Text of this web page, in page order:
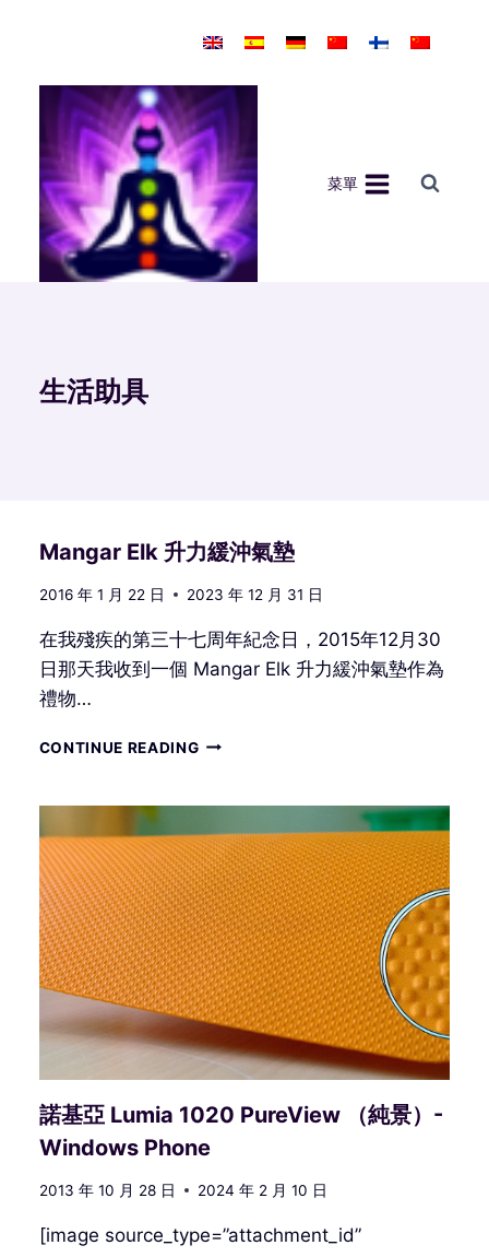
菜單
生活助具
Mangar Elk 升力緩沖氣墊
2016 年 1 月 22 日 2023 年 12 月 31 日
在我殘疾的第三十七周年紀念日，2015年12月30
日那天我收到一個 Mangar Elk 升力緩沖氣墊作為
禮物…
CONTINUE READINGMANGAR
力
緩
沖
氣
墊
諾基亞 Lumia 1020 PureView （純景）-
Windows Phone
2013 年 10 月 28 日 2024 年 2 月 10 日
[image source_type=”attachment_id”